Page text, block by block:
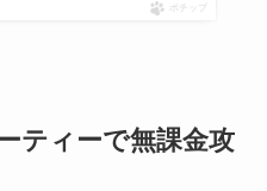
ポチップ
ティーで無課金攻